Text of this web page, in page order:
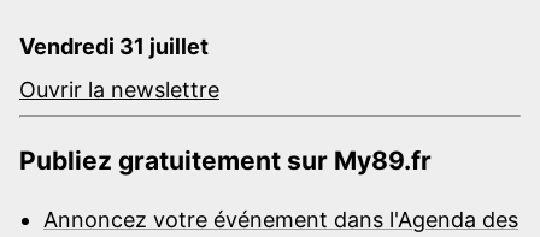
Vendredi 31 juillet
Ouvrir la newslettre
Publiez gratuitement sur My89.fr
Annoncez votre événement dans l'Agenda des